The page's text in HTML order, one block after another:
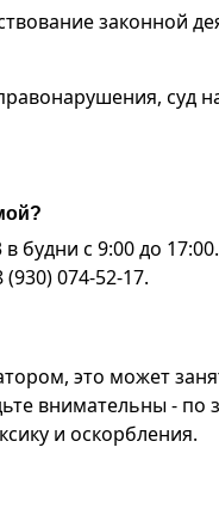
законной
суд
будни с 9:00 до
074-52-17.
это может
внимательны -
и оскорбления.